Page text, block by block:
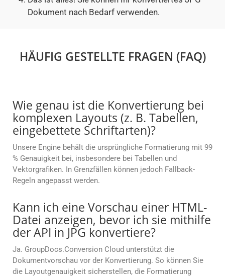
Dokument nach Bedarf verwenden.
HÄUFIG GESTELLTE FRAGEN (FAQ)
Wie genau ist die Konvertierung bei
komplexen Layouts (z. B. Tabellen,
eingebettete Schriftarten)?
Unsere Engine behält die ursprüngliche Formatierung mit 99
% Genauigkeit bei, insbesondere bei Tabellen und
Vektorgrafiken. In Grenzfällen können jedoch Fallback-
Regeln angepasst werden.
Kann ich eine Vorschau einer HTML-
Datei anzeigen, bevor ich sie mithilfe
der API in JPG konvertiere?
Ja. GroupDocs.Conversion Cloud unterstützt die
Dokumentvorschau vor der Konvertierung. So können Sie
die Layoutgenauigkeit sicherstellen, die Formatierung